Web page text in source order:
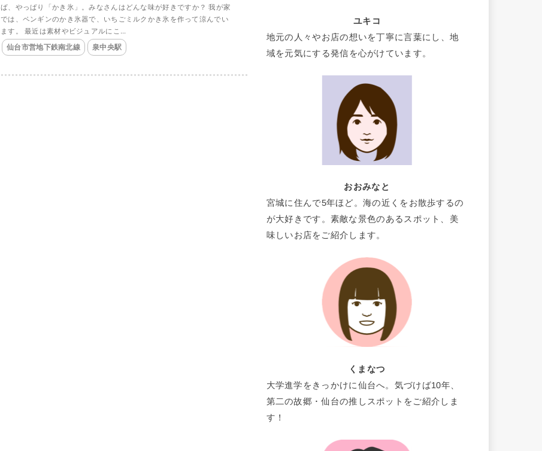
ば、やっぱり「かき氷」。みなさんはどんな味が好きですか？ 我が家
では、ペンギンのかき氷器で、いちごミルクかき氷を作って涼んでい
ます。 最近は素材やビジュアルにこ...
仙台市営地下鉄南北線 泉中央駅
ユキコ
地元の人々やお店の想いを丁寧に言葉にし、地
域を元気にする発信を心がけています。
おおみなと
宮城に住んで5年ほど。海の近くをお散歩するの
が大好きです。素敵な景色のあるスポット、美
味しいお店をご紹介します。
くまなつ
大学進学をきっかけに仙台へ。気づけば10年、
第二の故郷・仙台の推しスポットをご紹介しま
す！